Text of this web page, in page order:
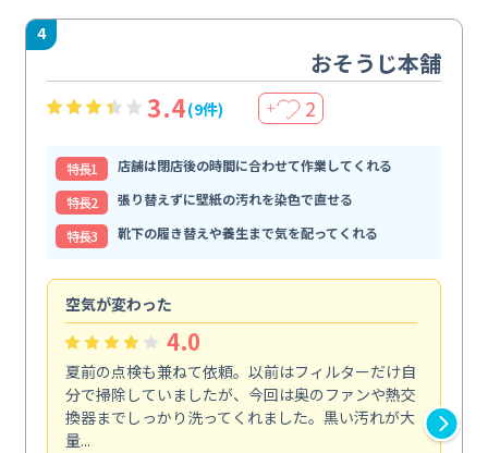
4
おそうじ本舗
3.4(9件) ＋ 2
特⻑1
店舗は閉店後の時間に合わせて作業してくれる
特⻑2
張り替えずに壁紙の汚れを染色で直せる
特⻑3
靴下の履き替えや養生まで気を配ってくれる
空気が変わった
4.0
夏前の点検も兼ねて依頼。以前はフィルターだけ自
分で掃除していましたが、今回は奥のファンや熱交
換器までしっかり洗ってくれました。黒い汚れが大
量...